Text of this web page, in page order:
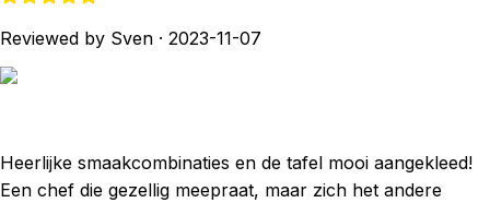
Reviewed by Sven · 2023-11-07
Heerlijke smaakcombinaties en de tafel mooi aangekleed!
Een chef die gezellig meepraat, maar zich het andere